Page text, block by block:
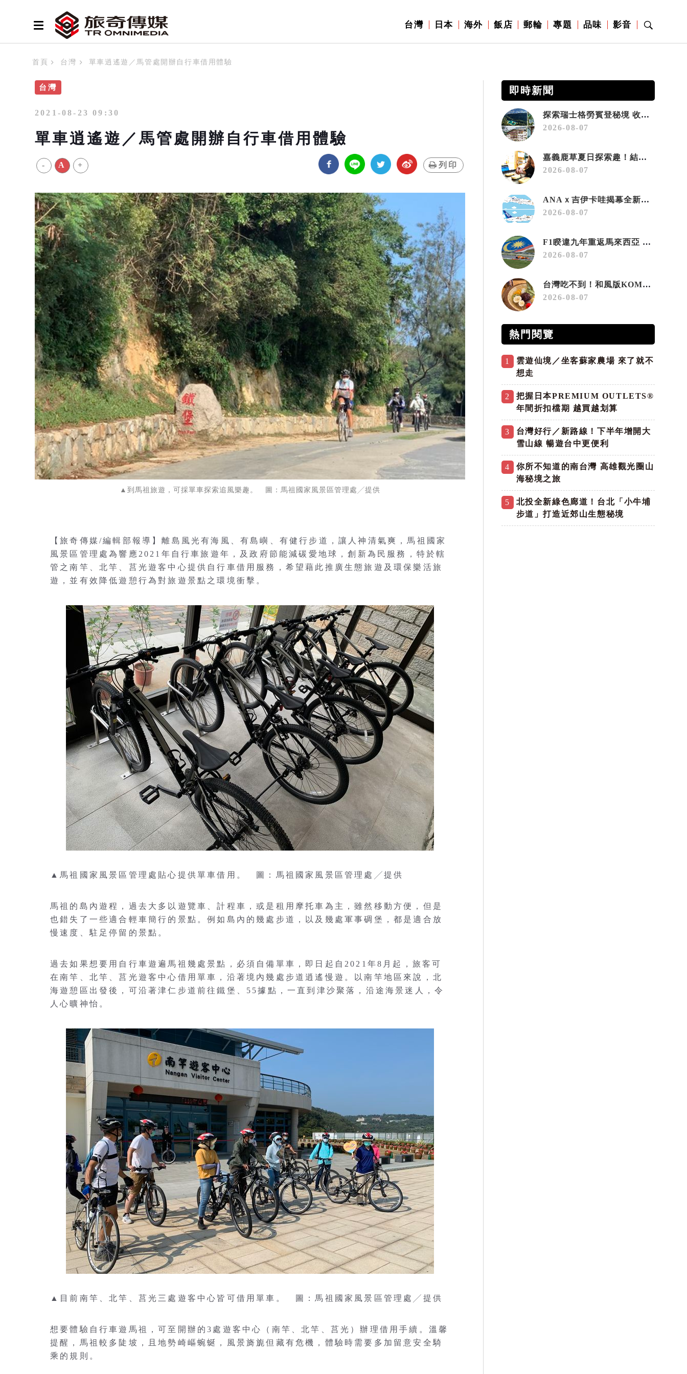
台灣 日本 海外 飯店 郵輪 專題 品味 影音
首頁 台灣 單車逍遙遊／馬管處開辦自行車借用體驗
台灣
2021-08-23 09:30
單車逍遙遊／馬管處開辦自行車借用體驗
- A + 列印
▲到馬祖旅遊，可採單車探索追風樂趣。 圖：馬祖國家風景區管理處╱提供
【旅奇傳媒/編輯部報導】離島風光有海風、有島嶼、有健行步道，讓人神清氣爽，馬祖國家
風景區管理處為響應2021年自行車旅遊年，及政府節能減碳愛地球，創新為民服務，特於轄
管之南竿、北竿、莒光遊客中心提供自行車借用服務，希望藉此推廣生態旅遊及環保樂活旅
遊，並有效降低遊憩行為對旅遊景點之環境衝擊。
▲馬祖國家風景區管理處貼心提供單車借用。 圖：馬祖國家風景區管理處╱提供
馬祖的島內遊程，過去大多以遊覽車、計程車，或是租用摩托車為主，雖然移動方便，但是
也錯失了一些適合輕車簡行的景點。例如島內的幾處步道，以及幾處軍事碉堡，都是適合放
慢速度、駐足停留的景點。
過去如果想要用自行車遊遍馬祖幾處景點，必須自備單車，即日起自2021年8月起，旅客可
在南竿、北竿、莒光遊客中心借用單車，沿著境內幾處步道逍遙慢遊。以南竿地區來說，北
海遊憩區出發後，可沿著津仁步道前往鐵堡、55據點，一直到津沙聚落，沿途海景迷人，令
人心曠神怡。
▲目前南竿、北竿、莒光三處遊客中心皆可借用單車。 圖：馬祖國家風景區管理處╱提供
想要體驗自行車遊馬祖，可至開辦的3處遊客中心（南竿、北竿、莒光）辦理借用手續。溫馨
提醒，馬祖較多陡坡，且地勢崎嶇蜿蜒，風景旖旎但藏有危機，體驗時需要多加留意安全騎
乘的規則。
即時新聞
探索瑞士格勞賓登秘境 收藏六種阿爾卑斯夏日療癒之旅
2026-08-07
嘉義鹿草夏日探索趣！結合科學、農場與自然的親子小旅行
2026-08-07
ANAｘ吉伊卡哇揭幕全新彩繪機「Chiikawa JET」
2026-08-07
F1睽違九年重返馬來西亞 三大國際賽事打造10月運動旅遊熱潮 賽車、自行車、路跑同週登場
2026-08-07
台灣吃不到！和風版KOMEDA咖啡讓你吃遍名古屋在地美食
2026-08-07
熱門閱覽
1
雲遊仙境／坐客蘇家農場 來了就不
想走
2
把握日本PREMIUM OUTLETS®
年間折扣檔期 越買越划算
3
台灣好行／新路線！下半年增開大
雪山線 暢遊台中更便利
4
你所不知道的南台灣 高雄觀光圈山
海秘境之旅
5
北投全新綠色廊道！台北「小牛埔
步道」打造近郊山生態秘境